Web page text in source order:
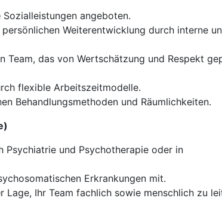
angeboten.
Weiterentwicklung durch interne
Team, das von Wertschätzung und Respekt
flexible Arbeitszeitmodelle.
Behandlungsmethoden und Räumlichkeiten.
Psychiatrie und Psychotherapie oder in
Erkrankungen mit.
Lage, Ihr Team fachlich sowie menschlich zu